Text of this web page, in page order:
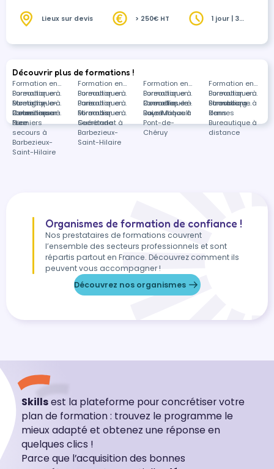
Lieux sur devis > 250€ HT
1 jour | 3
Découvrir plus de formations !
Formation en
Bureautique à
Montigny-le-
Bretonneux
Formation en
Bureautique à
Paris
Formation en
Bureautique à
Cormelles-le-
Royal
Formation en
Bureautique à
Strasbourg
Formation en
Bureautique à
Courville-sur-
Eure
Formation en
Bureautique à
Miramas
Formation en
Bureautique à
Baie-Mahault
Formation en
Bureautique à
Rennes
Formation en
Bureautique à
Nice
Formation en
Bureautique à
Guérande
Formation en
Bureautique à
Pont-de-
Chéruy
Formations
dans
Bureautique à
distance
Formation en
Premiers
secours à
Barbezieux-
Saint-Hilaire
Formation en
Secrétariat à
Barbezieux-
Saint-Hilaire
Organismes de formation de confiance !
Nos prestataires de formations couvrent
l’ensemble des secteurs professionnels et sont
répartis partout en France. Découvrez comment ils
peuvent vous accompagner !
Découvrez nos organismes
Skillsest la plateforme pour concrétiser votre
plan de formation : trouvez le programme le
mieux adapté et obtenez une réponse en
quelques clics !
Parce que l’acquisition des bonnes